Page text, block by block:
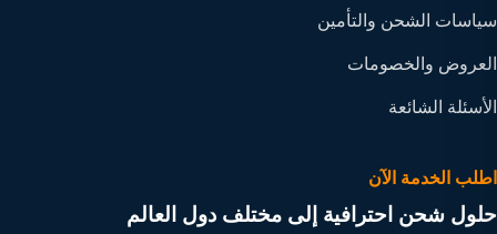
سياسات الشحن والتأمين
العروض والخصومات
الأسئلة الشائعة
اطلب الخدمة الآن
حلول شحن احترافية إلى مختلف دول العالم